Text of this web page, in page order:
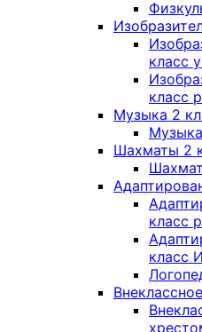
класс
класс
Музыка 2
Шахматы 2
класс
класс